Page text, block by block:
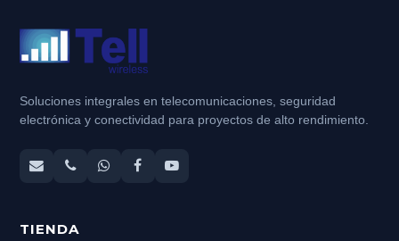
Soluciones integrales en telecomunicaciones, seguridad
electrónica y conectividad para proyectos de alto rendimiento.
TIENDA